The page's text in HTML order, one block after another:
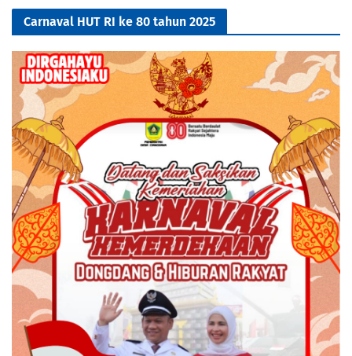
Carnaval HUT RI ke 80 tahun 2025